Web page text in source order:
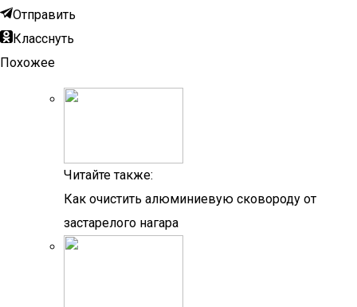
Отправить
Класснуть
Похожее
Читайте также:
Как очистить алюминиевую сковороду от
застарелого нагара